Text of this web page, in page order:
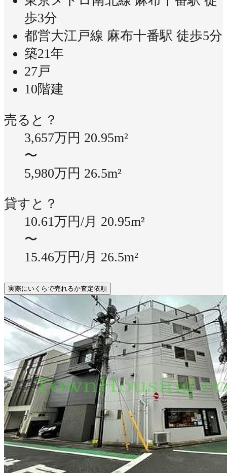
歩3分
都営大江戸線 麻布十番駅 徒歩5分
築21年
27戸
10階建
売ると？
3,657万円 20.95m²
〜
5,980万円 26.5m²
貸すと？
10.61万円/月 20.95m²
〜
15.46万円/月 26.5m²
実際にいくらで売れるか査定依頼